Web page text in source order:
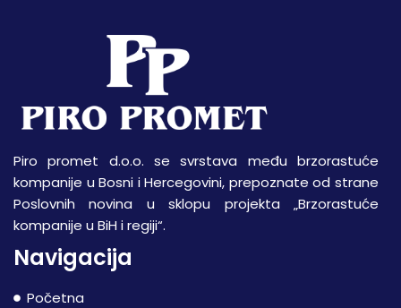
Piro promet d.o.o. se svrstava među brzorastuće
kompanije u Bosni i Hercegovini, prepoznate od strane
Poslovnih novina u sklopu projekta „Brzorastuće
kompanije u BiH i regiji“.
Navigacija
Početna